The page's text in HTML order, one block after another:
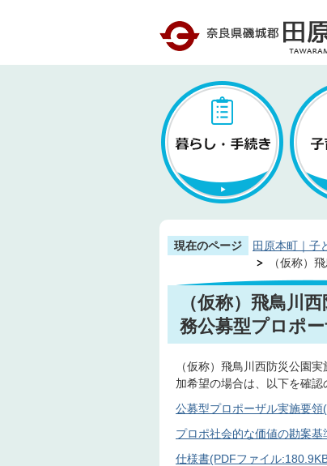
現在のページ 田原本町｜子
（仮称）
（仮称）飛鳥川
務公募型プロポ
（仮称）飛鳥川西防災公園
加希望の場合は、以下を確認
公募型プロポーザル実施要
プロポ社会的な価値の勘案
仕様書(PDFファイル